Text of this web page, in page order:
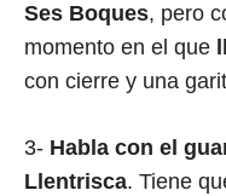
Ses Boques, pero
momento en el que
con cierre y una
3- Habla con el
Llentrisca. Tiene